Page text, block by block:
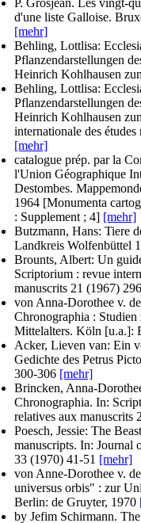
P. Grosjean. Les vingt-
d'une liste Galloise.
[mehr]
Behling, Lottlisa:
Pflanzendarstellungen
Heinrich Kohlhausen
Behling, Lottlisa:
Pflanzendarstellungen
Heinrich Kohlhausen
internationale des
[mehr]
catalogue prép. par la
l'Union Géographique
Destombes.
1964 [Monumenta
: Supplement ; 4] [mehr]
Butzmann, Hans: Tiere
Landkreis Wolfenbüttel
Brounts, Albert: Un
Scriptorium : revue
manuscrits 21 (1967)
von Anna-Dorothee v.
Chronographia :
Mittelalters. Köln [u.a.]:
Acker, Lieven van: Ein
Gedichte des Petrus
300-306 [mehr]
Brincken, Anna-
Chronographia. In:
relatives aux manuscrits
Poesch, Jessie: The
manuscripts. In: Journal
33 (1970) 41-51 [mehr]
von Anne-Dorothee v.
universus orbis" : zur
Berlin: de Gruyter, 1970
by Jefim Schirmann.